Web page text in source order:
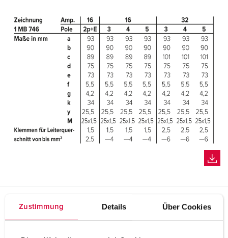
Zustimmung Details Über Cookies
Planungsdaten & Downloads
Cepex-Wandsteckdose, lichtgrau 4803